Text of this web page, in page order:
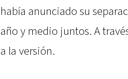
había anunciado su
año y medio juntos. A
a la versión.